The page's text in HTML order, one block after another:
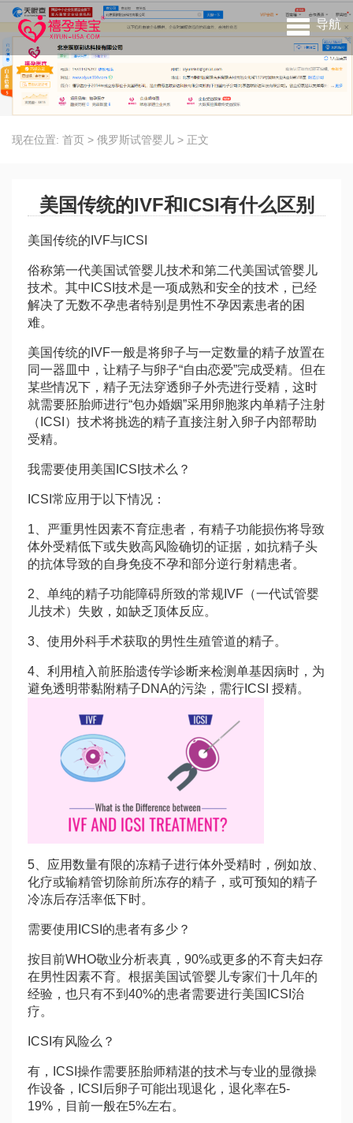
导航
现在位置: 首页 > 俄罗斯试管婴儿 > 正文
美国传统的IVF和ICSI有什么区别
美国传统的IVF与ICSI
俗称第一代美国试管婴儿技术和第二代美国试管婴儿
技术。其中ICSI技术是一项成熟和安全的技术，已经
解决了无数不孕患者特别是男性不孕因素患者的困
难。
美国传统的IVF一般是将卵子与一定数量的精子放置在
同一器皿中，让精子与卵子“自由恋爱”完成受精。但在
某些情况下，精子无法穿透卵子外壳进行受精，这时
就需要胚胎师进行“包办婚姻”采用卵胞浆内单精子注射
（ICSI）技术将挑选的精子直接注射入卵子内部帮助
受精。
我需要使用美国ICSI技术么？
ICSI常应用于以下情况：
1、严重男性因素不育症患者，有精子功能损伤将导致
体外受精低下或失败高风险确切的证据，如抗精子头
的抗体导致的自身免疫不孕和部分逆行射精患者。
2、单纯的精子功能障碍所致的常规IVF（一代试管婴
儿技术）失败，如缺乏顶体反应。
3、使用外科手术获取的男性生殖管道的精子。
4、利用植入前胚胎遗传学诊断来检测单基因病时，为
避免透明带黏附精子DNA的污染，需行ICSI 授精。
5、应用数量有限的冻精子进行体外受精时，例如放、
化疗或输精管切除前所冻存的精子，或可预知的精子
冷冻后存活率低下时。
需要使用ICSI的患者有多少？
按目前WHO敬业分析表真，90%或更多的不育夫妇存
在男性因素不育。根据美国试管婴儿专家们十几年的
经验，也只有不到40%的患者需要进行美国ICSI治
疗。
ICSI有风险么？
有，ICSI操作需要胚胎师精湛的技术与专业的显微操
作设备，ICSI后卵子可能出现退化，退化率在5-
19%，目前一般在5%左右。